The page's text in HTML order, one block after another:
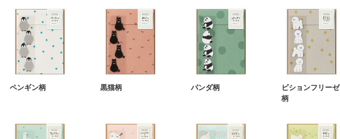
ペンギン柄 黒猫柄 パンダ柄
ビションフリーゼ
柄